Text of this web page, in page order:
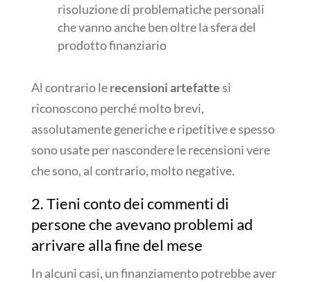
risoluzione di problematiche personali
che vanno anche ben oltre la sfera del
prodotto finanziario
Al contrario lerecensioni artefattesi
riconoscono perché molto brevi,
assolutamente generiche e ripetitive e spesso
sono usate per nascondere le recensioni vere
che sono, al contrario, molto negative.
2. Tieni conto dei commenti di
persone che avevano problemi ad
arrivare alla fine del mese
In alcuni casi, un finanziamento potrebbe aver